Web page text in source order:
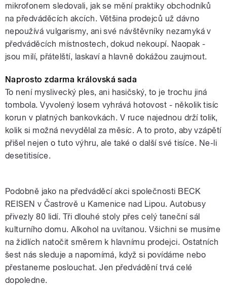
mikrofonem sledovali, jak se mění praktiky obchodníků
na předváděcích akcích. Většina prodejců už dávno
nepoužívá vulgarismy, ani své návštěvníky nezamyká v
předváděcích místnostech, dokud nekoupí. Naopak -
jsou milí, přátelští, laskaví a hlavně dokážou zaujmout.
Naprosto zdarma královská sada
To není myslivecký ples, ani hasičský, to je trochu jiná
tombola. Vyvolený losem vyhrává hotovost - několik tisíc
korun v platných bankovkách. V ruce najednou drží tolik,
kolik si možná nevydělal za měsíc. A to proto, aby vzápětí
přišel nejen o tuto výhru, ale také o další své tisíce. Ne-li
desetitisíce.
Podobně jako na předváděcí akci společnosti BECK
REISEN v Častrově u Kamenice nad Lipou. Autobusy
přivezly 80 lidí. Tři dlouhé stoly přes celý taneční sál
kulturního domu. Alkohol na uvítanou. Všichni se musíme
na židlích natočit směrem k hlavnímu prodejci. Ostatních
šest nás sleduje a napomímá, když si povídáme nebo
přestaneme poslouchat. Jen předvádění trvá celé
dopoledne.